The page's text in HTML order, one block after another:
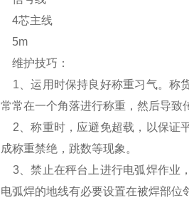
4芯主线
5m
维护技巧：
1、运用时保持良好称重习气。称
常常在一个角落进行称重，然后导致
2、称重时，应避免超载，以保证
成称重禁绝，跳数等现象。
3、禁止在秤台上进行电弧焊作业
电弧焊的地线有必要设置在被焊部位